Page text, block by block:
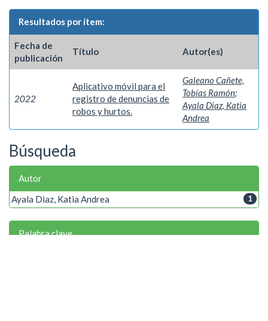
Resultados por ítem:
Fecha de
publicación
Título Autor(es)
2022
Aplicativo móvil para el
registro de denuncias de
robos y hurtos.
Galeano Cañete,
Tobías Ramón;
Ayala Diaz, Katia
Andrea
Búsqueda
Autor
1
Ayala Diaz, Katia Andrea
Palabra clave